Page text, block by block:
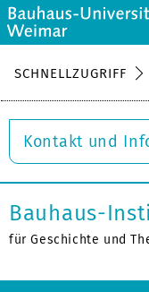
SCHNELLZUGRIFF
Kontakt und
Bauhaus-
für Geschichte und